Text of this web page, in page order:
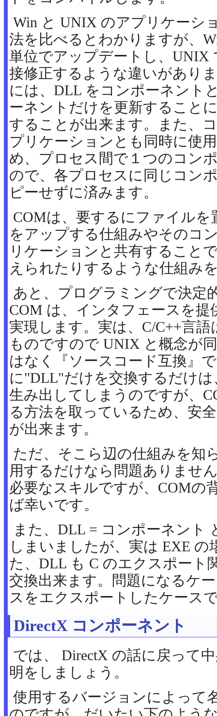
Win と UNIX のアプリケーシ
法を比べるとわかりますが、
単位でアップデートし、UNIX
接修正するような違いがあり
には、DLL をコンポーネント
ーネントだけを更新すること
することが出来ます。また、
プリケーションとも同時に使
め、プロセス間で１つのコン
ので、各プロセスに同じコン
ピーせずに済みます。
COMは、要するにファイル
をアップする仕組みやそのコ
リケーションと共有すること
えられたりするような仕組み
あと、プログラミングで決定
COM は、インタフェースを
実現します。実は、C/C++言
ものですので UNIX と概念が
はなく『ソースコード互換』
に"DLL"だけを交換するだけ
生み出してしまうのですが、
る方法を取っているため、安
が出来ます。
ただ、そこら辺の仕組みを知
用するだけなら問題ありませ
必要なスキルですが、COMの
ば幸いです。
また、DLL = コンポーネント
しまいましたが、実は EXE
た、DLL も C のエクスポート
交換出来ます。問題になるケ
スをエクスポートしたケース
DirectX コンポーネント
では、 DirectX の話に戻って
明をしましょう。
使用するバージョンによって